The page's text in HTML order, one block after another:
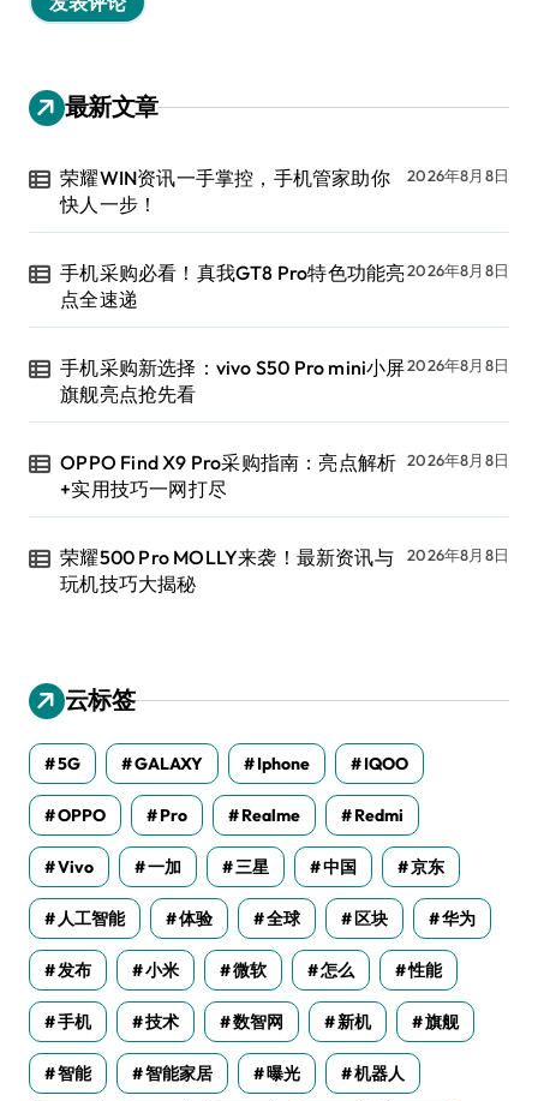
最新文章
荣耀WIN资讯一手掌控，手机管家助你
快人一步！
2026年8月8日
手机采购必看！真我GT8 Pro特色功能亮
点全速递
2026年8月8日
手机采购新选择：vivo S50 Pro mini小屏
旗舰亮点抢先看
2026年8月8日
OPPO Find X9 Pro采购指南：亮点解析
+实用技巧一网打尽
2026年8月8日
荣耀500 Pro MOLLY来袭！最新资讯与
玩机技巧大揭秘
2026年8月8日
云标签
5G GALAXY Iphone IQOO
OPPO Pro Realme Redmi
Vivo 一加 三星 中国 京东
人工智能 体验 全球 区块 华为
发布 小米 微软 怎么 性能
手机 技术 数智网 新机 旗舰
智能 智能家居 曝光 机器人